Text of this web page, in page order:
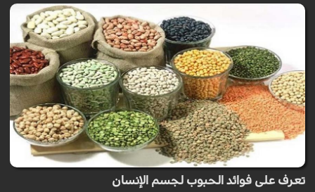
تعرف على فوائد الحبوب لجسم الإنسان